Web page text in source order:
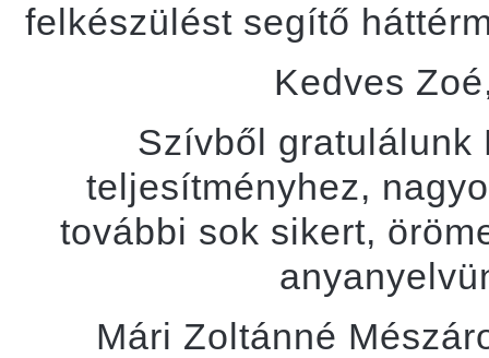
felkészülést segítő
Kedves
Szívből gratulálunk
teljesítményhez,
további sok sikert,
Mári Zoltánné